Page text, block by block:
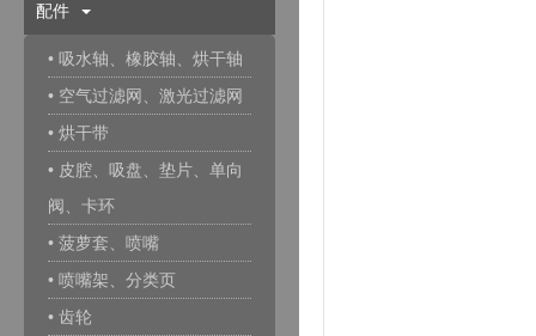
配件
• 吸水轴、橡胶轴、烘干轴
• 空气过滤网、激光过滤网
• 烘干带
• 皮腔、吸盘、垫片、单向
阀、卡环
• 菠萝套、喷嘴
• 喷嘴架、分类页
• 齿轮